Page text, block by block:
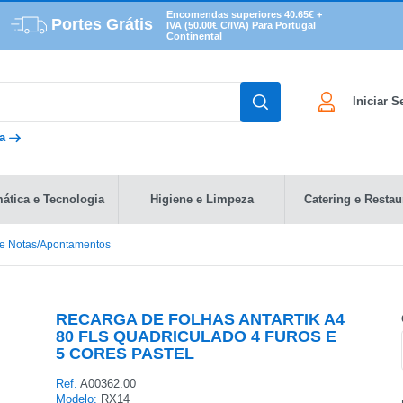
Portes Grátis
Encomendas superiores 40.65€ +
IVA (50.00€ C/IVA) Para Portugal
Continental
Iniciar
e Tecnologia Higiene e Limpeza Catering e
Notas/Apontamentos
RECARGA DE FOLHAS ANTARTIK A4
80 FLS QUADRICULADO 4 FUROS E
5 CORES PASTEL
Ref. A00362.00
Modelo: RX14